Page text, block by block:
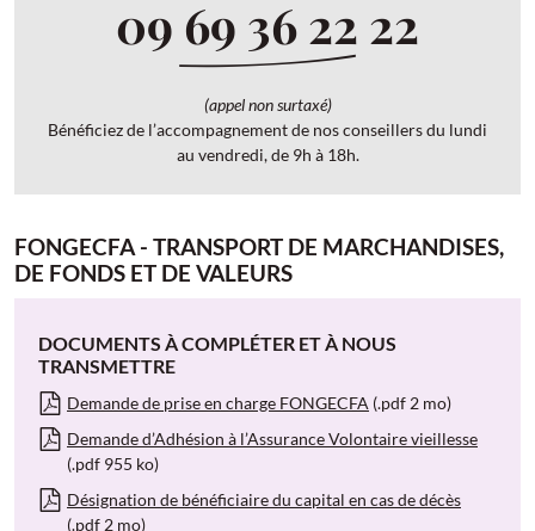
09 69 36 22 22
(appel non surtaxé)
Bénéficiez de l’accompagnement de nos conseillers du lundi
au vendredi, de 9h à 18h.
FONGECFA - TRANSPORT DE MARCHANDISES,
DE FONDS ET DE VALEURS
DOCUMENTS À COMPLÉTER ET À NOUS
TRANSMETTRE
Demande de prise en charge FONGECFA (.pdf 2 mo)
Demande d’Adhésion à l’Assurance Volontaire vieillesse
(.pdf 955 ko)
Désignation de bénéficiaire du capital en cas de décès
(.pdf 2 mo)